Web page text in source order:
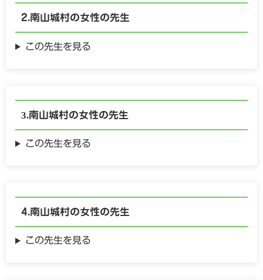
南山城村の女性の先生
この先生を見る
南山城村の女性の先生
この先生を見る
南山城村の女性の先生
この先生を見る